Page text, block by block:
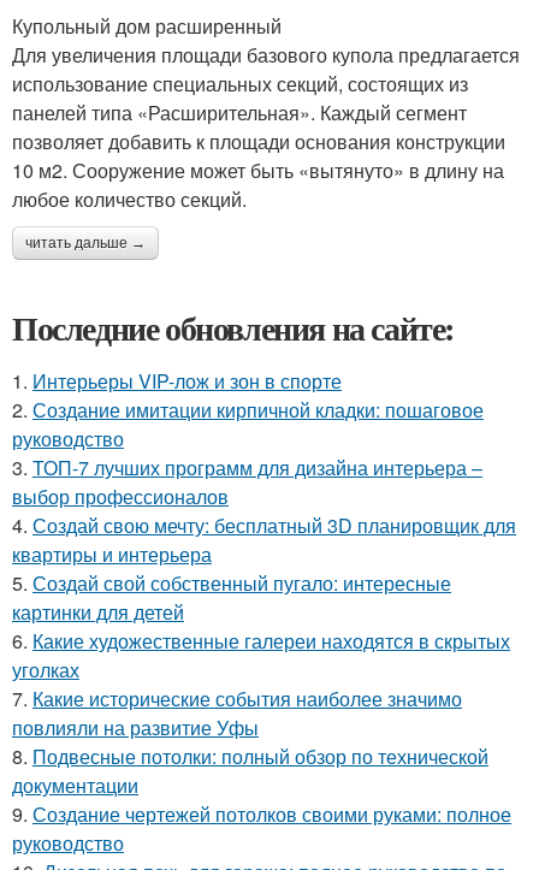
Купольный дом расширенный
Для увеличения площади базового купола предлагается
использование специальных секций, состоящих из
панелей типа «Расширительная». Каждый сегмент
позволяет добавить к площади основания конструкции
10 м2. Сооружение может быть «вытянуто» в длину на
любое количество секций.
читать дальше →
Последние обновления на сайте:
1. Интерьеры VIP-лож и зон в спорте
2. Создание имитации кирпичной кладки: пошаговое
руководство
3. ТОП-7 лучших программ для дизайна интерьера –
выбор профессионалов
4. Создай свою мечту: бесплатный 3D планировщик для
квартиры и интерьера
5. Создай свой собственный пугало: интересные
картинки для детей
6. Какие художественные галереи находятся в скрытых
уголках
7. Какие исторические события наиболее значимо
повлияли на развитие Уфы
8. Подвесные потолки: полный обзор по технической
документации
9. Создание чертежей потолков своими руками: полное
руководство